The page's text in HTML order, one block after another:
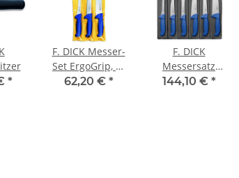
*
F. DICK Messer-
Set ErgoGrip, 3-
teilig
62,20 € *
F. DICK
Messersatz
ErgoGrip, 6-teilig
144,10 € *